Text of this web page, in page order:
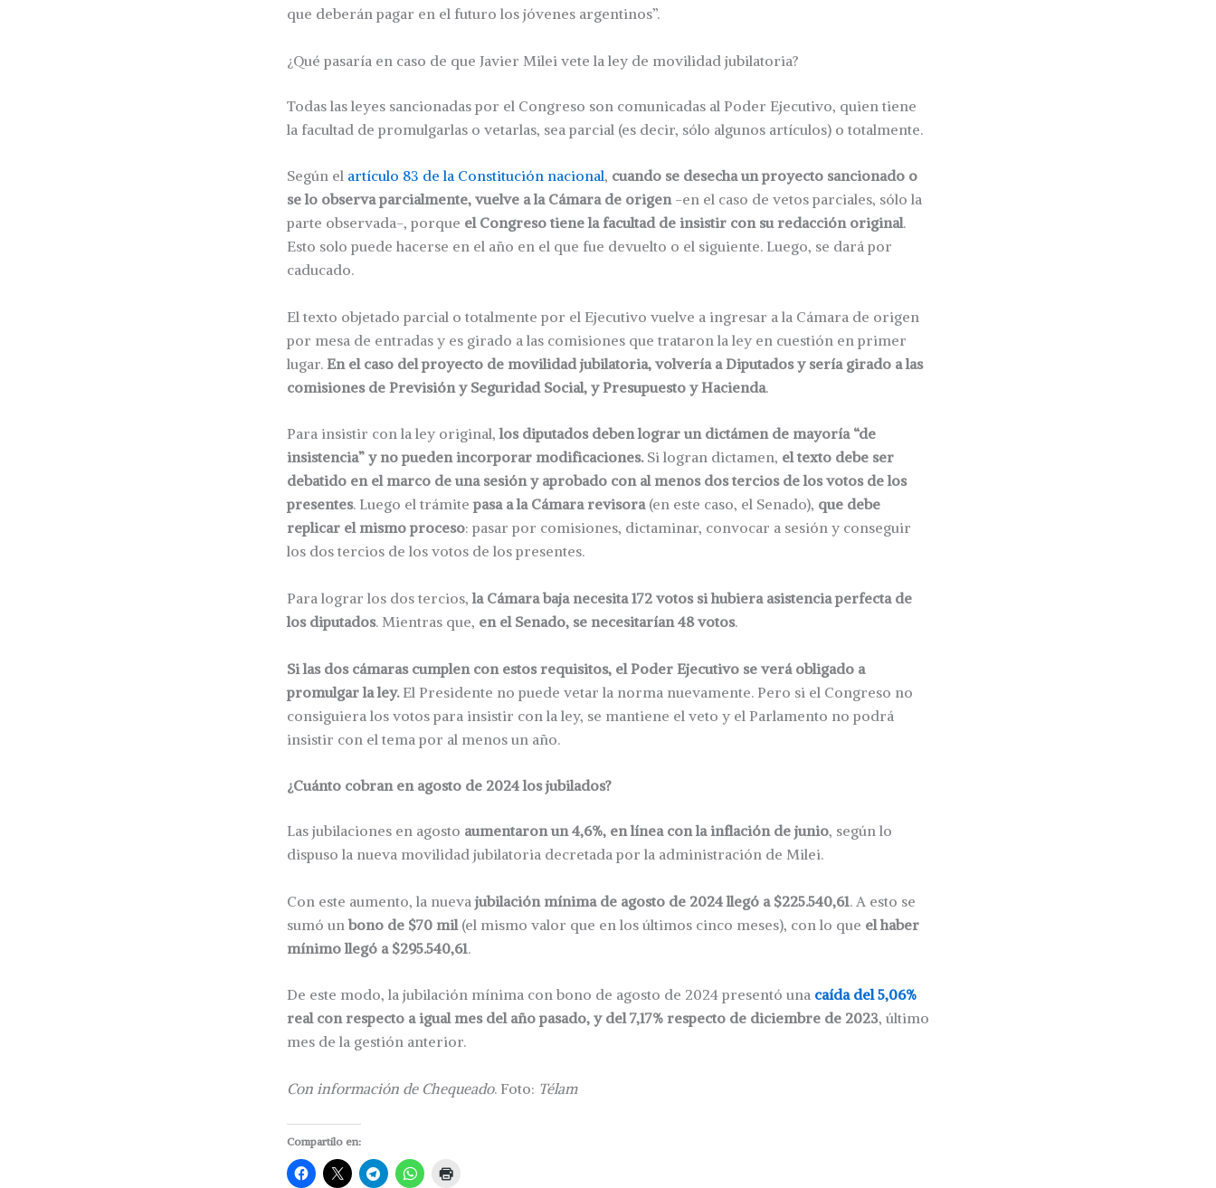
que deberán pagar en el futuro los jóvenes argentinos”.
¿Qué pasaría en caso de que Javier Milei vete la ley de movilidad jubilatoria?
Todas las leyes sancionadas por el Congreso son comunicadas al Poder Ejecutivo, quien tiene
la facultad de promulgarlas o vetarlas, sea parcial (es decir, sólo algunos artículos) o totalmente.
Según el artículo 83 de la Constitución nacional, cuando se desecha un proyecto sancionado o
se lo observa parcialmente, vuelve a la Cámara de origen-en el caso de vetos parciales, sólo la
parte observada-, porque el Congreso tiene la facultad de insistir con su redacción original.
Esto solo puede hacerse en el año en el que fue devuelto o el siguiente. Luego, se dará por
caducado.
El texto objetado parcial o totalmente por el Ejecutivo vuelve a ingresar a la Cámara de origen
por mesa de entradas y es girado a las comisiones que trataron la ley en cuestión en primer
lugar. En el caso del proyecto de movilidad jubilatoria, volvería a Diputados y sería girado a las
comisiones de Previsión y Seguridad Social, y Presupuesto y Hacienda.
Para insistir con la ley original,los diputados deben lograr un dictámen de mayoría “de
insistencia” y no pueden incorporar modificaciones.Si logran dictamen, el texto debe ser
debatido en el marco de una sesión y aprobado con al menos dos tercios de los votos de los
presentes. Luego el trámitepasa a la Cámara revisora (en este caso, el Senado), que debe
replicar el mismo proceso: pasar por comisiones, dictaminar, convocar a sesión y conseguir
los dos tercios de los votos de los presentes.
Para lograr los dos tercios,la Cámara baja necesita 172 votos si hubiera asistencia perfecta de
los diputados. Mientras que, en el Senado, se necesitarían 48 votos.
Si las dos cámaras cumplen con estos requisitos, el Poder Ejecutivo se verá obligado a
promulgar la ley.El Presidente no puede vetar la norma nuevamente. Pero si el Congreso no
consiguiera los votos para insistir con la ley, se mantiene el veto y el Parlamento no podrá
insistir con el tema por al menos un año.
¿Cuánto cobran en agosto de 2024 los jubilados?
Las jubilaciones en agosto aumentaron un 4,6%, en línea con la inflación de junio, según lo
dispuso la nueva movilidad jubilatoria decretada por la administración de Milei.
Con este aumento, la nuevajubilación mínima de agosto de 2024 llegó a $225.540,61. A esto se
sumó unbono de $70 mil (el mismo valor que en los últimos cinco meses), con lo que el haber
mínimo llegó a $295.540,61.
De este modo, la jubilación mínima con bono de agosto de 2024 presentó una caída del 5,06%
real con respecto a igual mes del año pasado, y del 7,17% respecto de diciembre de 2023, último
mes de la gestión anterior.
Con información de Chequeado. Foto: Télam
Compartilo en: